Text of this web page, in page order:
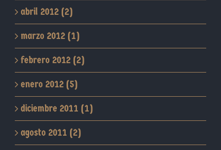
abril 2012 (2)
marzo 2012 (1)
febrero 2012 (2)
enero 2012 (5)
diciembre 2011 (1)
agosto 2011 (2)